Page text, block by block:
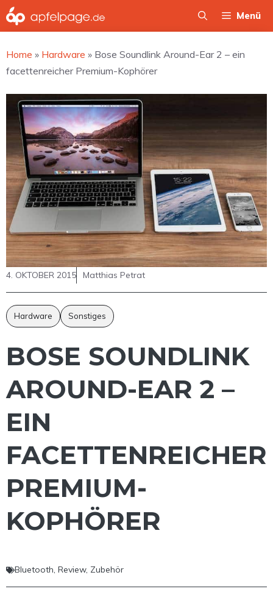
Zum
Inhalt
Menü
Home » Hardware » Bose Soundlink Around-Ear 2 – ein
facettenreicher Premium-Kophörer
4. OKTOBER 2015 Matthias Petrat
Hardware Sonstiges
BOSE SOUNDLINK
AROUND-EAR 2 –
EIN
FACETTENREICHER
PREMIUM-
KOPHÖRER
Bluetooth, Review, Zubehör